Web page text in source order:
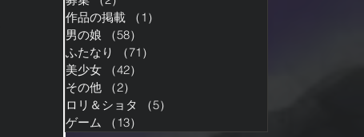
作品の掲載
（1）
男の娘
（58）
ふたなり
（71）
美少女
（42）
その他
（2）
ロリ＆ショタ
（5）
ゲーム
（13）